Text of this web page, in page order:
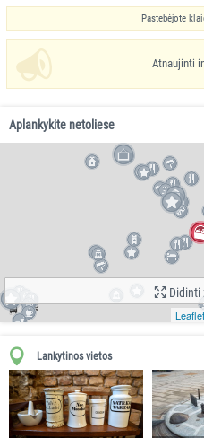
Pastebėjote
Atnaujinti
Aplankykite netoliese
Leaflet
Didinti
Lankytinos vietos